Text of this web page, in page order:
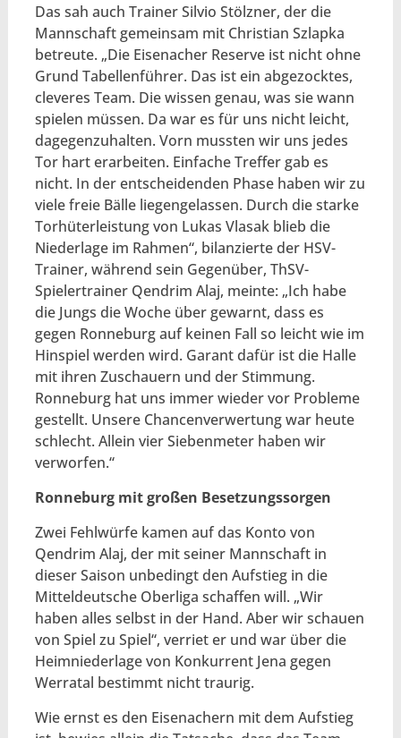
Das sah auch Trainer Silvio Stölzner, der die
Mannschaft gemeinsam mit Christian Szlapka
betreute. „Die Eisenacher Reserve ist nicht ohne
Grund Tabellenführer. Das ist ein abgezocktes,
cleveres Team. Die wissen genau, was sie wann
spielen müssen. Da war es für uns nicht leicht,
dagegenzuhalten. Vorn mussten wir uns jedes
Tor hart erarbeiten. Einfache Treffer gab es
nicht. In der entscheidenden Phase haben wir zu
viele freie Bälle liegengelassen. Durch die starke
Torhüterleistung von Lukas Vlasak blieb die
Niederlage im Rahmen“, bilanzierte der HSV-
Trainer, während sein Gegenüber, ThSV-
Spielertrainer Qendrim Alaj, meinte: „Ich habe
die Jungs die Woche über gewarnt, dass es
gegen Ronneburg auf keinen Fall so leicht wie im
Hinspiel werden wird. Garant dafür ist die Halle
mit ihren Zuschauern und der Stimmung.
Ronneburg hat uns immer wieder vor Probleme
gestellt. Unsere Chancenverwertung war heute
schlecht. Allein vier Siebenmeter haben wir
verworfen.“
Ronneburg mit großen Besetzungssorgen
Zwei Fehlwürfe kamen auf das Konto von
Qendrim Alaj, der mit seiner Mannschaft in
dieser Saison unbedingt den Aufstieg in die
Mitteldeutsche Oberliga schaffen will. „Wir
haben alles selbst in der Hand. Aber wir schauen
von Spiel zu Spiel“, verriet er und war über die
Heimniederlage von Konkurrent Jena gegen
Werratal bestimmt nicht traurig.
Wie ernst es den Eisenachern mit dem Aufstieg